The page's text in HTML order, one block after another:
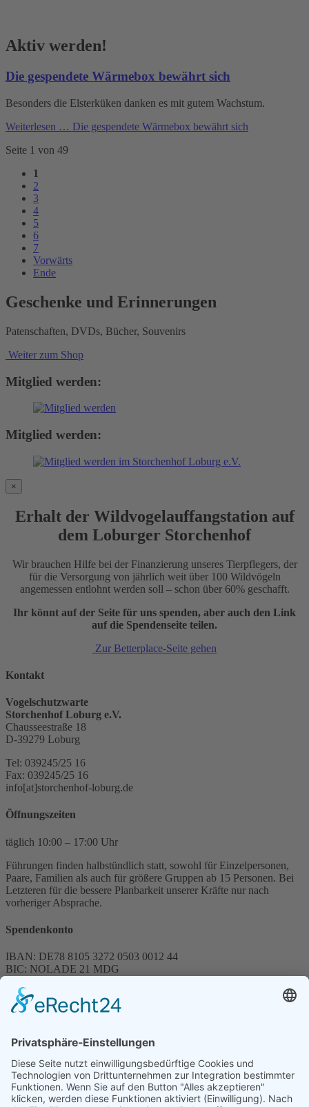
Aktiv werden!
Die gespendete Wärmebox bewährt sich
Besonders die Elsterküken danken es mit gutem Wachstum.
Weiterlesen … Die gespendete Wärmebox bewährt sich
Seite 1 von 49
1
2
3
4
5
6
7
Vorwärts
Ende
Geschenke und Erinnerungen
Patenschaften, DVDs, Bücher, Souvenirs
Weiter zum Shop
Mitglied werden:
Mitglied werden:
×
Erhalt der Wildvogelauffangstation auf
dem Loburger Storchenhof
Wir brauchen Hilfe bei der Finanzierung unseres Tierpflegers, der
für die Versorgung von jährlich weit über 100 Wildvögeln
angemessen entlohnt werden soll – schon über 60% geschafft.
Ihr könnt auf der Seite für uns spenden, aber auch den Link
auf die Spendenseite teilen.
Zur Betterplace-Seite gehen
Kontakt
Vogelschutzwarte
Storchenhof Loburg e.V.
Chausseestraße 18
D-39279 Loburg
Tel: 039245/25 16
Fax: 039245/25 16
info[at]storchenhof-loburg.de
Öffnungszeiten
täglich 10:00 – 17:00 Uhr
Führungen finden halbstündlich statt, sowohl für Einzelpersonen,
Paare, Familien als auch für größere Gruppen ab 15 Personen. Bei
Letzteren für die bessere Planbarkeit unserer Kräfte nur nach
vorheriger Absprache.
Spendenkonto
IBAN: DE78 8105 3272 0503 0012 44
BIC: NOLADE 21 MDG
Spenden können steuerlich abgesetzt werden
Förderung
© 1987 – 2025